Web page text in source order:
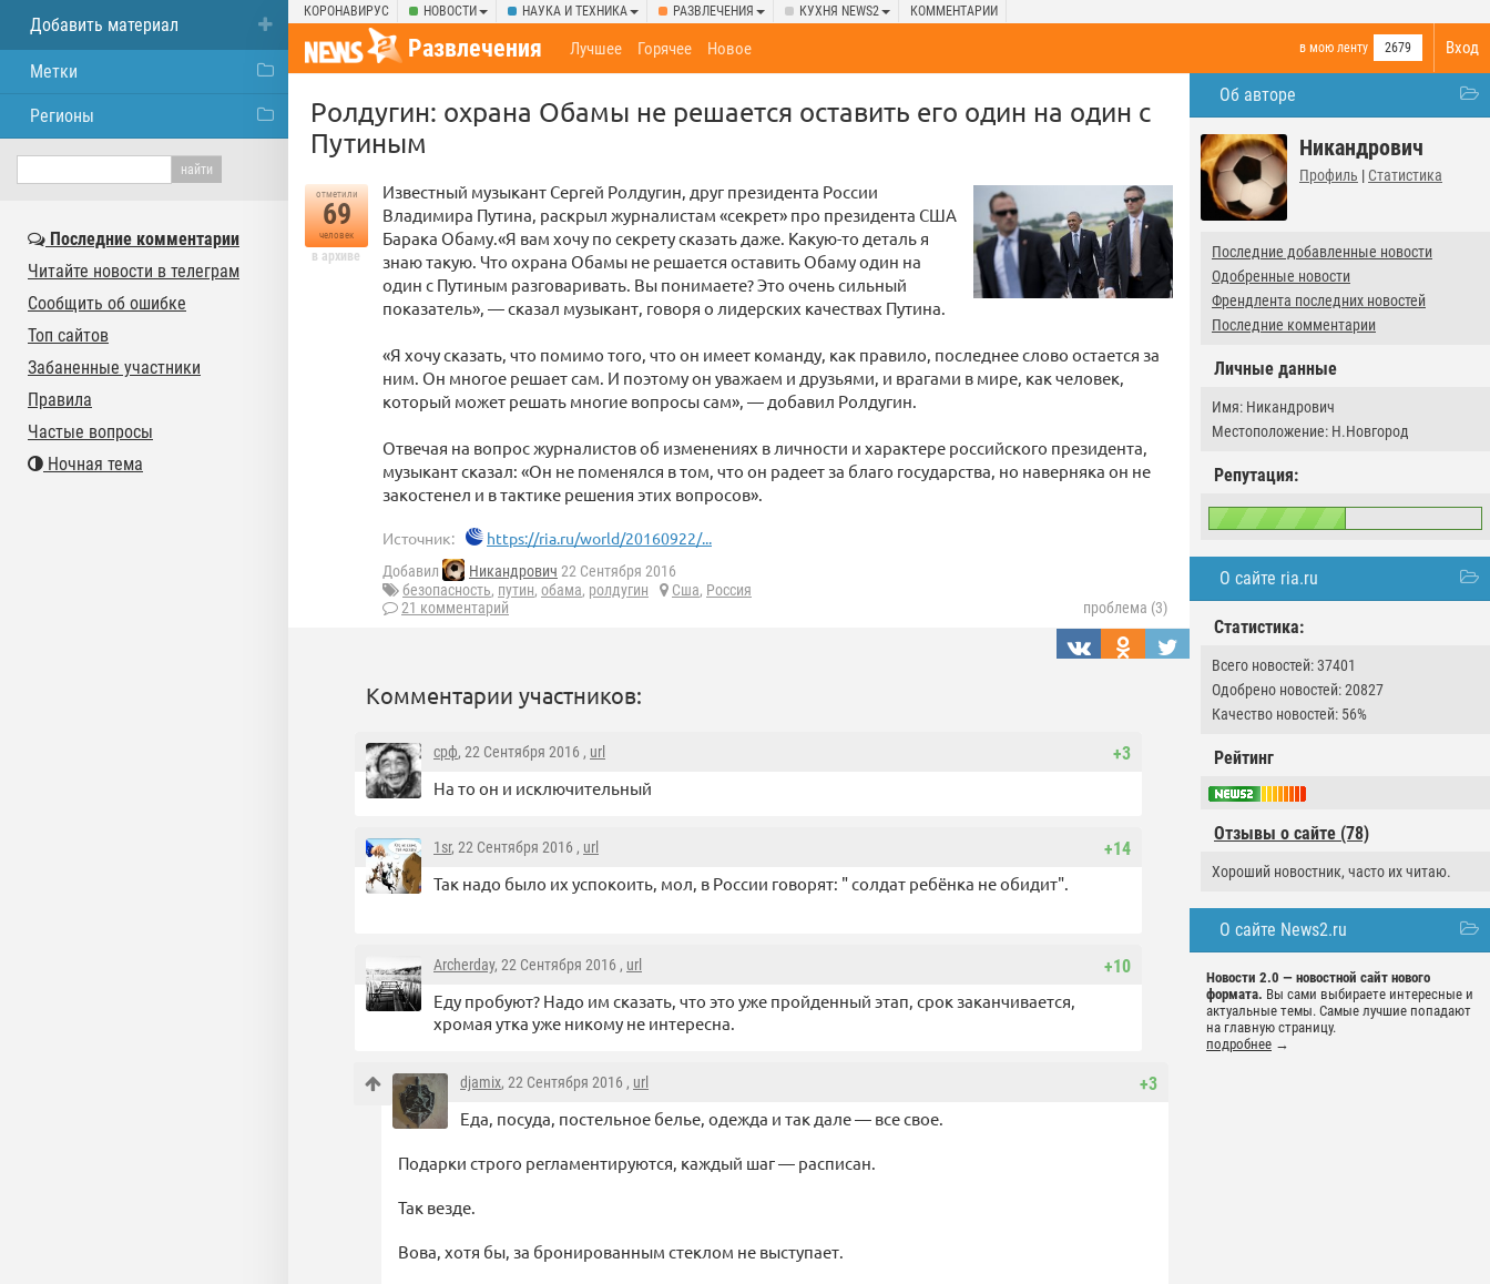
КОРОНАВИРУС НОВОСТИ НАУКА И ТЕХНИКА РАЗВЛЕЧЕНИЯ КУХНЯ NEWS2 КОММЕНТАРИИ
Вход
Развлечения в мою ленту 2679
Лучшее Горячее Новое
Об авторе
Никандрович
Профиль | Статистика
Последние добавленные новости
Одобренные новости
Френдлента последних новостей
Последние комментарии
Личные данные
Имя: Никандрович
Местоположение: Н.Новгород
Репутация:
О сайте ria.ru
Статистика:
Всего новостей: 37401
Одобрено новостей: 20827
Качество новостей: 56%
Рейтинг
Отзывы о сайте (78)
Хороший новостник, часто их читаю.
О сайте News2.ru
Новости 2.0 — новостной сайт нового
формата. Вы сами выбираете интересные и
актуальные темы. Самые лучшие попадают
на главную страницу.
подробнее →
Ролдугин: охрана Обамы не решается оставить его один на один с
Путиным
отметили
69
человек
в архиве
Известный музыкант Сергей Ролдугин, друг президента России
Владимира Путина, раскрыл журналистам «секрет» про президента США
Барака Обаму.«Я вам хочу по секрету сказать даже. Какую-то деталь я
знаю такую. Что охрана Обамы не решается оставить Обаму один на
один с Путиным разговаривать. Вы понимаете? Это очень сильный
показатель», — сказал музыкант, говоря о лидерских качествах Путина.
«Я хочу сказать, что помимо того, что он имеет команду, как правило, последнее слово остается за
ним. Он многое решает сам. И поэтому он уважаем и друзьями, и врагами в мире, как человек,
который может решать многие вопросы сам», — добавил Ролдугин.
Отвечая на вопрос журналистов об изменениях в личности и характере российского президента,
музыкант сказал: «Он не поменялся в том, что он радеет за благо государства, но наверняка он не
закостенел и в тактике решения этих вопросов».
Источник: https://ria.ru/world/20160922/...
Добавил Никандрович 22 Сентября 2016
безопасность, путин, обама, ролдугин Сша, Россия
21 комментарий
проблема (3)
Комментарии участников:
+3
срф, 22 Сентября 2016 , url
На то он и исключительный
+14
1sr, 22 Сентября 2016 , url
Так надо было их успокоить, мол, в России говорят: " солдат ребёнка не обидит".
+10
Archerday, 22 Сентября 2016 , url
Еду пробуют? Надо им сказать, что это уже пройденный этап, срок заканчивается,
хромая утка уже никому не интересна.
+3
djamix, 22 Сентября 2016 , url
Еда, посуда, постельное белье, одежда и так дале — все свое.
Подарки строго регламентируются, каждый шаг — расписан.
Так везде.
Вова, хотя бы, за бронированным стеклом не выступает.
Добавить материал
Метки
Регионы
Последние комментарии
Читайте новости в телеграм
Сообщить об ошибке
Топ сайтов
Забаненные участники
Правила
Частые вопросы
Ночная тема